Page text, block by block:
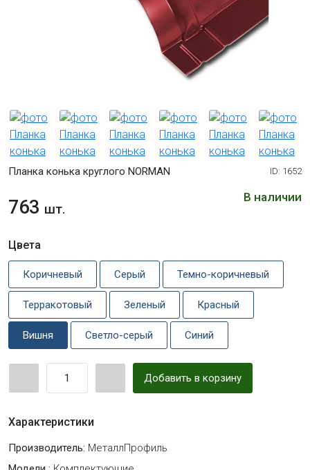
Планка конька круглого NORMAN ID: 1652
В наличии
763 шт.
Цвета
Коричневый Серый Темно-коричневый
Терракотовый Зеленый Красный
Вишня Светло-серый Синий
Добавить в корзину
Характеристики
Производитель: МеталлПрофиль